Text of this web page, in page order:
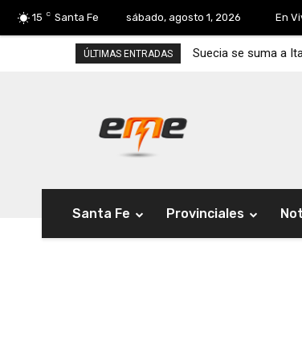
15 C Santa Fe sábado, agosto 1, 2026 En
ÚLTIMAS ENTRADAS Suecia se suma a
Santa Fe Provinciales